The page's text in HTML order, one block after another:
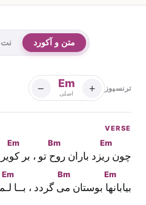
متن و آکورد نت
ترنسپوز − Em
اصلی +
VERSE
چون
Em
ریزد باران ر
Bm
وح تو ، بر
Em
بیابا
Em
نها بوستان
Bm
می گردد ، بــا
Em